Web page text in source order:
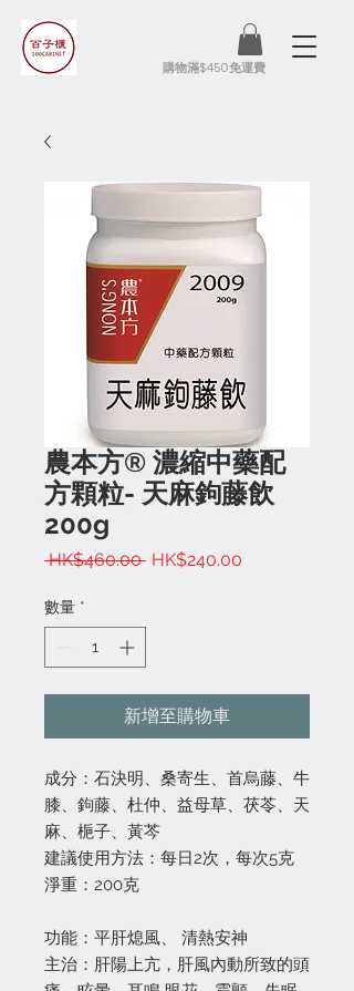
​購物滿$450免運費
農本方® 濃縮中藥配
方顆粒- 天麻鉤藤飲
200g
HK$460.00 一
格
HK$240.00
數量 *
新增至購物車
成分：石決明、桑寄生、首烏藤、牛
膝、鉤藤、杜仲、益母草、茯苓、天
麻、梔子、黃芩
建議使用方法：每日2次，每次5克
淨重：200克
功能：平肝熄風、 清熱安神
主治：肝陽上亢，肝風內動所致的頭